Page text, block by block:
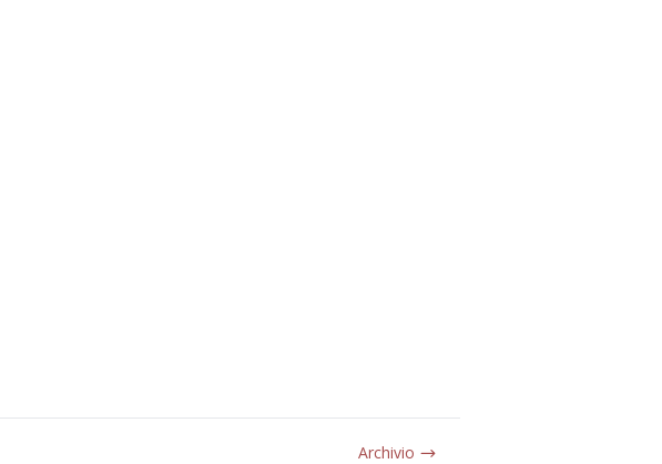
Archivio